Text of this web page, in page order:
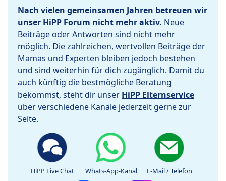
Nach vielen gemeinsamen Jahren betreuen wir
unser HiPP Forum nicht mehr aktiv. Neue
Beiträge oder Antworten sind nicht mehr
möglich. Die zahlreichen, wertvollen Beiträge der
Mamas und Experten bleiben jedoch bestehen
und sind weiterhin für dich zugänglich. Damit du
auch künftig die bestmögliche Beratung
bekommst, steht dir unser HiPP Elternservice
über verschiedene Kanäle jederzeit gerne zur
Seite.
HiPP Live Chat Whats-App-Kanal E-Mail / Telefon